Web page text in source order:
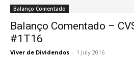
Balanço Comentado
Balanço Comentado –
#1T16
Viver de Dividendos - 1 July 2016